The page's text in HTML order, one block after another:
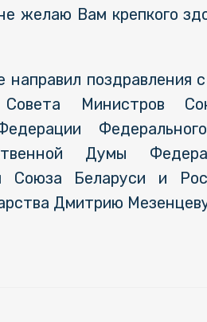
желаю Вам крепкого
направил
Министров
Думы
Союза Беларуси и
Дмитрию